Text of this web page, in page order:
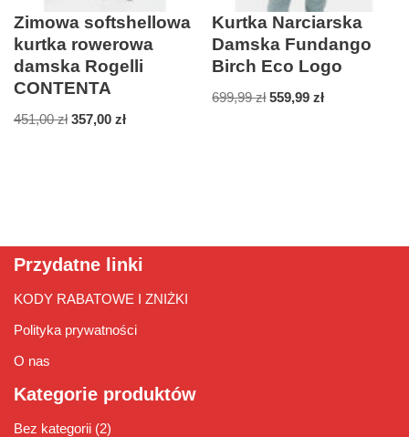
Zimowa softshellowa
kurtka rowerowa
damska Rogelli
CONTENTA
451,00zł 357,00 zł
Kurtka Narciarska
Damska Fundango
Birch Eco Logo
699,99zł 559,99zł
Przydatne linki
KODY RABATOWE I ZNIŻKI
Polityka prywatności
O nas
Kategorie produktów
Bez kategorii (2)